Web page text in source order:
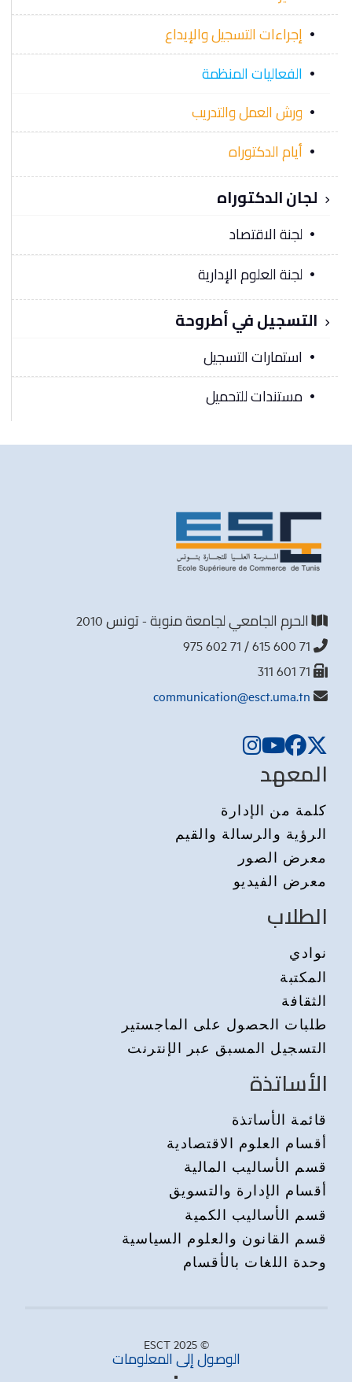
إجراءات التسجيل والإيداع
الفعاليات المنظمة
ورش العمل والتدريب
أيام الدكتوراه
لجان الدكتوراه
لجنة الاقتصاد
لجنة العلوم الإدارية
التسجيل في أطروحة
استمارات التسجيل
مستندات للتحميل
الحرم الجامعي لجامعة منوبة - تونس 2010
communication@esct.uma.tn
المعهد
كلمة من الإدارة
الرؤية والرسالة والقيم
معرض الصور
معرض الفيديو
الطلاب
نوادي
المكتبة
الثقافة
طلبات الحصول على الماجستير
التسجيل المسبق عبر الإنترنت
الأساتذة
قائمة الأساتذة
أقسام العلوم الاقتصادية
قسم الأساليب المالية
أقسام الإدارة والتسويق
قسم الأساليب الكمية
قسم القانون والعلوم السياسية
وحدة اللغات بالأقسام
© 2025 ESCT
الوصول إلى المعلومات